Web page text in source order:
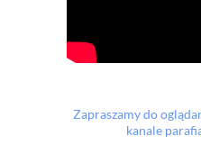
Zapraszamy do
kanale